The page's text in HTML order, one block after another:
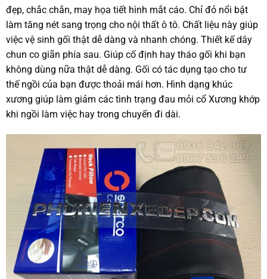
đẹp, chắc chắn, may họa tiết hình mắt cáo. Chỉ đỏ nổi bật
làm tăng nét sang trọng cho nội thất ô tô. Chất liệu này giúp
việc vệ sinh gối thật dễ dàng và nhanh chóng. Thiết kế dây
chun co giãn phía sau. Giúp cố định hay tháo gối khi bạn
không dùng nữa thật dễ dàng. Gối có tác dụng tạo cho tư
thế ngồi của bạn được thoải mái hơn. Hình dạng khúc
xương giúp làm giảm các tình trạng đau mỏi cổ Xương khớp
khi ngồi làm việc hay trong chuyến đi dài.